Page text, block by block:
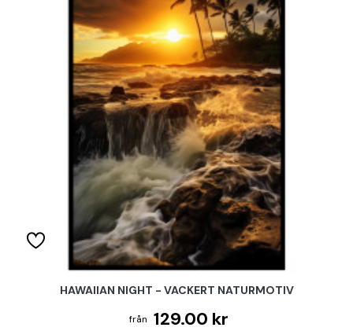
HAWAIIAN NIGHT - VACKERT NATURMOTIV
129.00 kr